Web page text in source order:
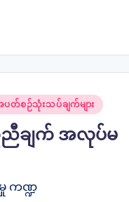
ပတ်စဉ်သုံးသပ်ချက်များ
ချက် အလုပ်မ
ကဏ္ဍ